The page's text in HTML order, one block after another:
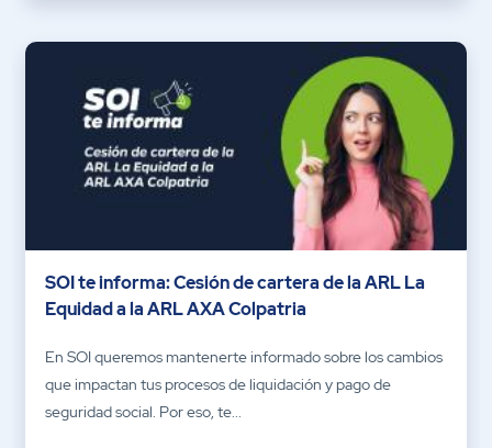
SOI te informa: Cesión de cartera de la ARL La
Equidad a la ARL AXA Colpatria
En SOI queremos mantenerte informado sobre los cambios
que impactan tus procesos de liquidación y pago de
seguridad social. Por eso, te...